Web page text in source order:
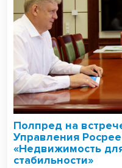
Полпред на
Управления
«Недвижимость
стабильности»